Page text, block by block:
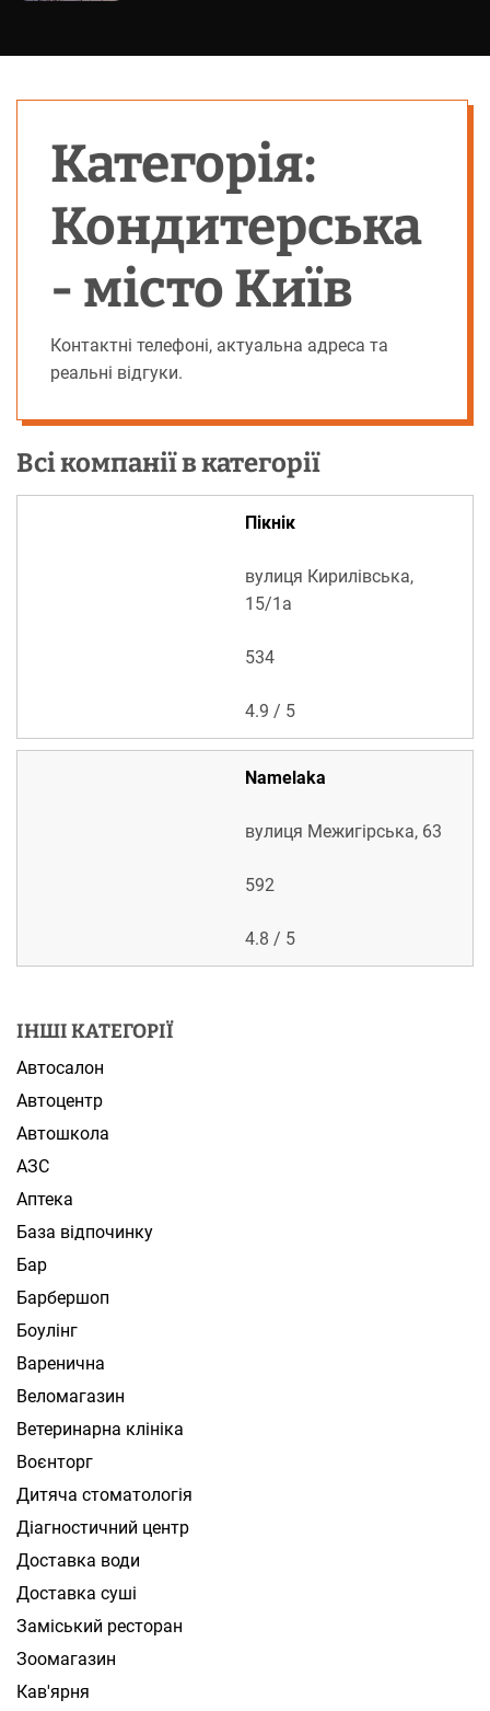
Категорія:
Кондитерська
- місто Київ
Контактні телефоні, актуальна адреса та
реальні відгуки.
Всі компанії в категорії
Пікнік
вулиця Кирилівська,
15/1а
534
4.9 / 5
Namelaka
вулиця Межигірська, 63
592
4.8 / 5
ІНШІ КАТЕГОРІЇ
Автосалон
Автоцентр
Автошкола
АЗС
Аптека
База відпочинку
Бар
Барбершоп
Боулінг
Варенична
Веломагазин
Ветеринарна клініка
Воєнторг
Дитяча стоматологія
Діагностичний центр
Доставка води
Доставка суші
Заміський ресторан
Зоомагазин
Кав'ярня